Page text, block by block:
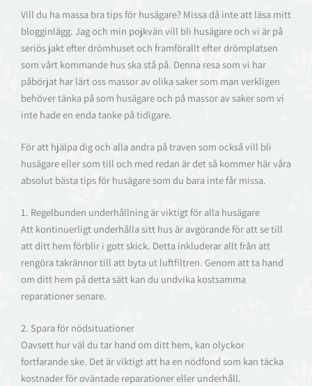
Vill du ha massa bra tips för husägare? Missa då inte att läsa mitt
blogginlägg. Jag och min pojkvän vill bli husägare och vi är på
seriös jakt efter drömhuset och framförallt efter drömplatsen
som vårt kommande hus ska stå på. Denna resa som vi har
påbörjat har lärt oss massor av olika saker som man verkligen
behöver tänka på som husägare och på massor av saker som vi
inte hade en enda tanke på tidigare.
För att hjälpa dig och alla andra på traven som också vill bli
husägare eller som till och med redan är det så kommer här våra
absolut bästa tips för husägare som du bara inte får missa.
1. Regelbunden underhållning är viktigt för alla husägare
Att kontinuerligt underhålla sitt hus är avgörande för att se till
att ditt hem förblir i gott skick. Detta inkluderar allt från att
rengöra takrännor till att byta ut luftfiltren. Genom att ta hand
om ditt hem på detta sätt kan du undvika kostsamma
reparationer senare.
2. Spara för nödsituationer
Oavsett hur väl du tar hand om ditt hem, kan olyckor
fortfarande ske. Det är viktigt att ha en nödfond som kan täcka
kostnader för oväntade reparationer eller underhåll.